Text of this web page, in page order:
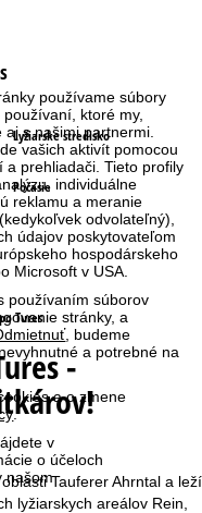
používame súbory
ktoré my,
s našimi partnermi.
vašich aktivít pomocou
prehliadači. Tieto profily
individuálne
reklamu a meranie
odvolateľný),
údajov poskytovateľom
hospodárskeho
Microsoft v USA.
používaním súborov
stránky, a
, budeme
a potrebné na
a o zmene
.
v
o účeloch
našom
Lyžiarske stredisko
Počasie
Tures
-
Tauferer Ahrntal a leží
lyžiarskych areálov Rein,